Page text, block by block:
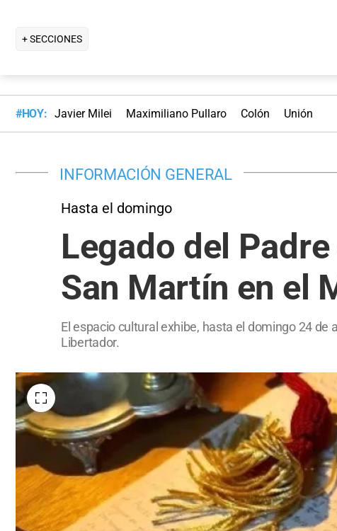
+ SECCIONES
#HOY: Javier Milei Maximiliano Pullaro Colón Unión
INFORMACIÓN GENERAL
Hasta el domingo
Legado del
San Martín en el
El espacio cultural exhibe, hasta el domingo 24
Libertador.